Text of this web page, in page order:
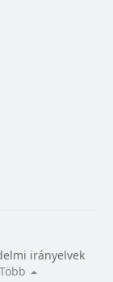
irányelvek
Több